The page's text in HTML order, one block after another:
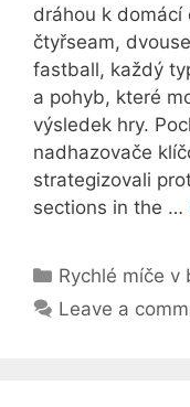
dráhou k domácí
čtyřseam,
fastball, každý
a pohyb, které
výsledek hry.
nadhazovače
strategizovali
sections in the …
Categories
Rychlé míče v
Leave a